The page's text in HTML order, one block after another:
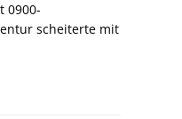
0900-
scheiterte mit